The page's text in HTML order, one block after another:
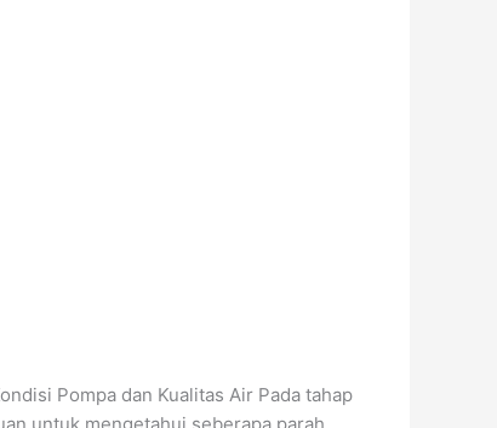
Pompa dan Kualitas Air Pada tahap